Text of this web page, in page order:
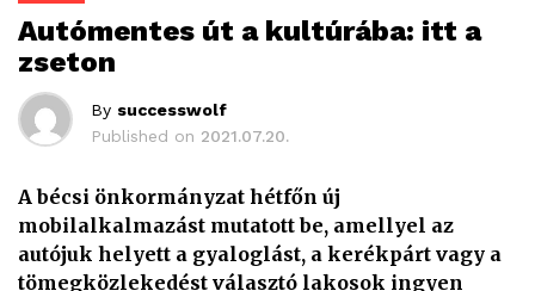
Autómentes út a kultúrába: itt a
zseton
By successwolf
Published on 2021.07.20.
A bécsi önkormányzat hétfőn új
mobilalkalmazást mutatott be, amellyel az
autójuk helyett a gyaloglást, a kerékpárt vagy a
tömegközlekedést választó lakosok ingyen